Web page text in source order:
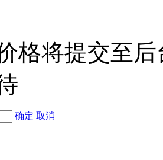
格将提交至
确定 取消